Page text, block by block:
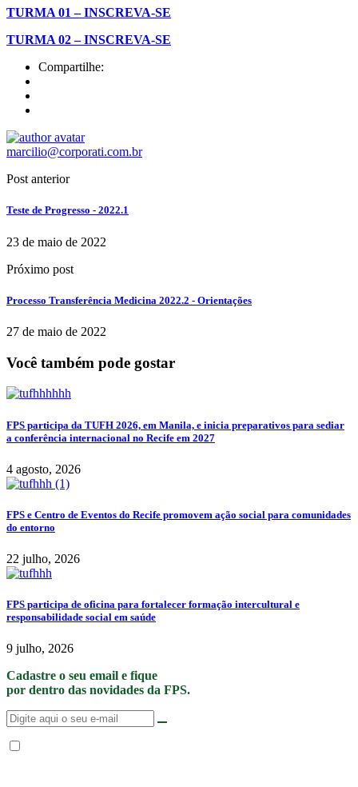
TURMA 01 – INSCREVA-SE
TURMA 02 – INSCREVA-SE
Compartilhe:
marcilio@corporati.com.br
Post anterior
Teste de Progresso - 2022.1
23 de maio de 2022
Próximo post
Processo Transferência Medicina 2022.2 - Orientações
27 de maio de 2022
Você também pode gostar
FPS participa da TUFH 2026, em Manila, e inicia preparativos para sediar
a conferência internacional no Recife em 2027
4 agosto, 2026
FPS e Centro de Eventos do Recife promovem ação social para comunidades
do entorno
22 julho, 2026
FPS participa de oficina para fortalecer formação intercultural e
responsabilidade social em saúde
9 julho, 2026
Cadastre o seu email e fique
por dentro das novidades da FPS.